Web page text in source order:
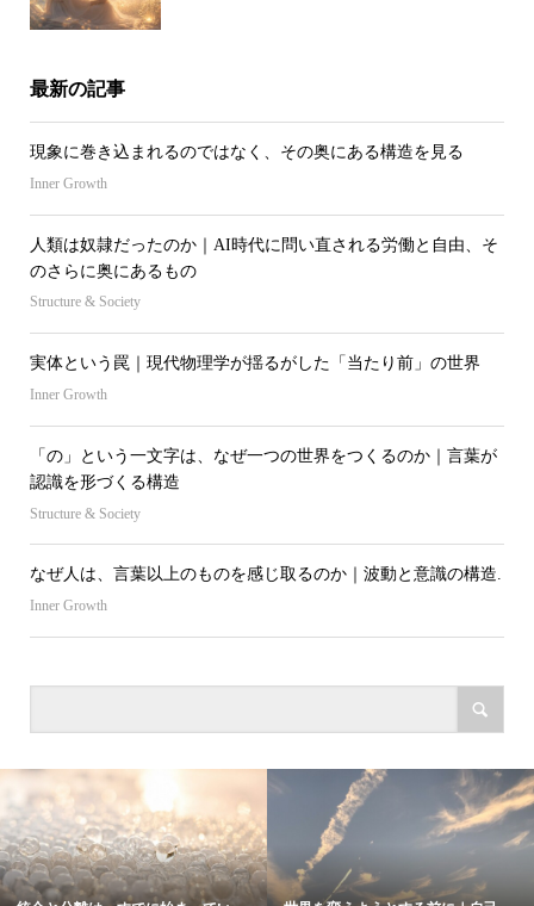
最新の記事
現象に巻き込まれるのではなく、その奥にある構造を見る
Inner Growth
人類は奴隷だったのか｜AI時代に問い直される労働と自由、そ
のさらに奥にあるもの
Structure & Society
実体という罠｜現代物理学が揺るがした「当たり前」の世界
Inner Growth
「の」という一文字は、なぜ一つの世界をつくるのか｜言葉が
認識を形づくる構造
Structure & Society
なぜ人は、言葉以上のものを感じ取るのか｜波動と意識の構造.
Inner Growth